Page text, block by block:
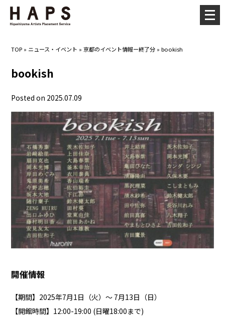
TOP » ニュース・イベント »京都のイベント情報ー終了分 »bookish
bookish
Posted on 2025.07.09
開催情報
【期間】2025年7月1日（火）〜 7月13日（日）
【開館時間】12:00-19:00 (日曜18:00まで)
メ
ニ